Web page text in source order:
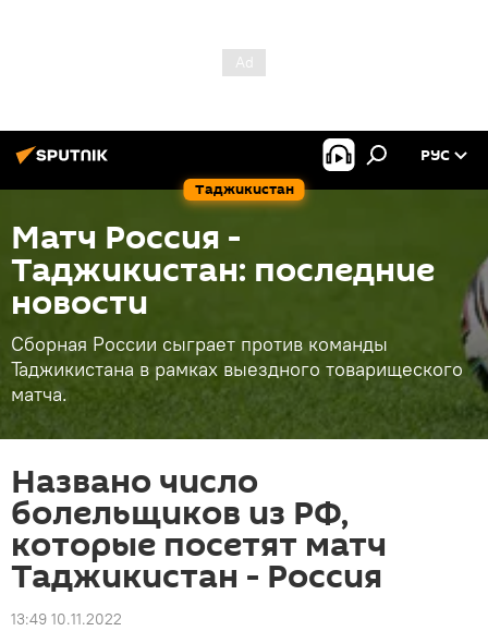
Таджикистан
РУС
Матч Россия -
Таджикистан: последние
новости
Сборная России сыграет против команды
Таджикистана в рамках выездного товарищеского
матча.
Названо число
болельщиков из РФ,
которые посетят матч
Таджикистан - Россия
13:49 10.11.2022